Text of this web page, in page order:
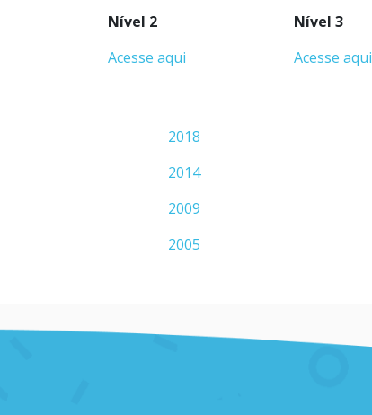
Nível 2 Nível 3
Acesse aqui Acesse aqui
2018
2014
2009
2005